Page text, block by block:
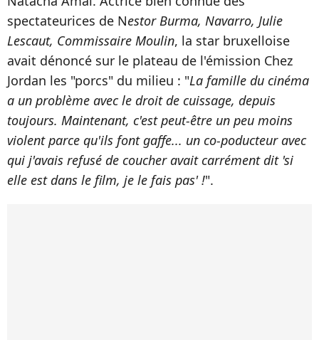
spectateurices de Nestor Burma, Navarro, Julie
Lescaut, Commissaire Moulin, la star bruxelloise
avait dénoncé sur le plateau de l'émission Chez
Jordan les "porcs" du milieu : "La famille du cinéma
a un problème avec le droit de cuissage, depuis
toujours. Maintenant, c'est peut-être un peu moins
violent parce qu'ils font gaffe... un co-poducteur avec
qui j'avais refusé de coucher avait carrément dit 'si
elle est dans le film, je le fais pas' !".